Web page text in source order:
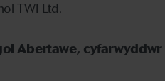
TWI Ltd.
Abertawe,